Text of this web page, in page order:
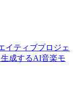
イティブプロジェ
成するAI音楽モ